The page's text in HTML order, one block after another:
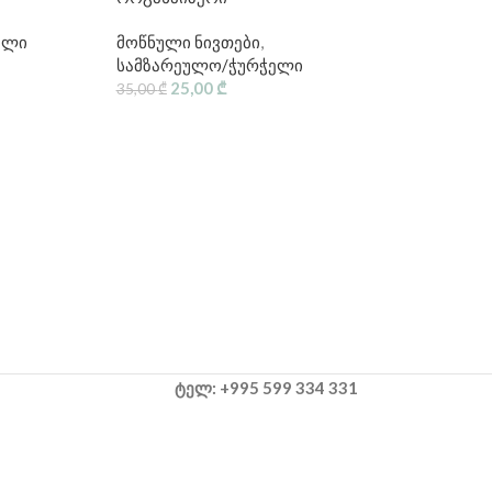
მოწნული ნივთები,
სამზარეულო/ჭურჭელი
35,00₾ 25,00 ₾
ტელ: +995 599 334 331